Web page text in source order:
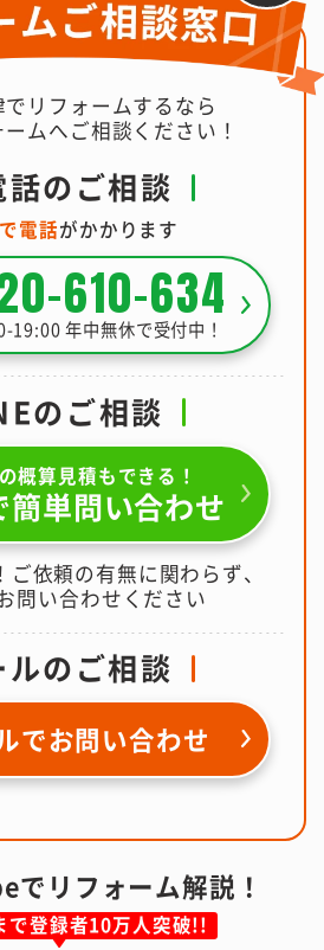
リフォームするなら
ムへご相談ください！
話のご相談
電話がかかります
610-634
19:00 年中無休で受付中！
のご相談
概算見積もできる！
簡単問い合わせ
依頼の有無に関わらず、
問い合わせください
ルのご相談
でお問い合わせ
リフォーム解説！
で登録者10万人突破!!